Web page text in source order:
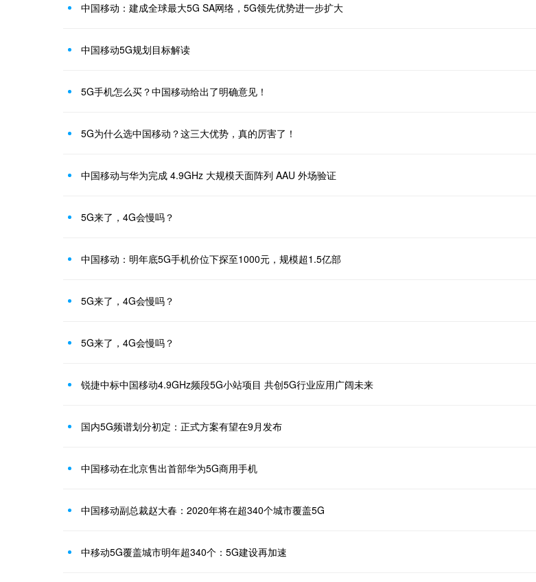
中国移动：建成全球最大5G SA网络，5G领先优势进一步扩大
中国移动5G规划目标解读
5G手机怎么买？中国移动给出了明确意见！
5G为什么选中国移动？这三大优势，真的厉害了！
中国移动与华为完成 4.9GHz 大规模天面阵列 AAU 外场验证
5G来了，4G会慢吗？
中国移动：明年底5G手机价位下探至1000元，规模超1.5亿部
5G来了，4G会慢吗？
5G来了，4G会慢吗？
锐捷中标中国移动4.9GHz频段5G小站项目 共创5G行业应用广阔未来
国内5G频谱划分初定：正式方案有望在9月发布
中国移动在北京售出首部华为5G商用手机
中国移动副总裁赵大春：2020年将在超340个城市覆盖5G
中移动5G覆盖城市明年超340个：5G建设再加速